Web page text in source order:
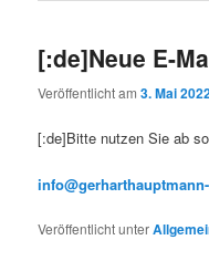
[:de]Neue E-
Veröffentlicht am3. Mai
[:de]Bitte nutzen Sie ab
Veröffentlicht unter